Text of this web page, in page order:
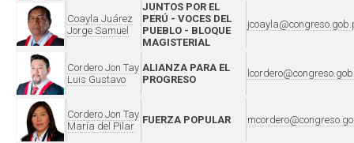
Coayla Juárez
Jorge Samuel
JUNTOS POR EL
PERÚ - VOCES DEL
PUEBLO - BLOQUE
MAGISTERIAL
Cordero Jon Tay
Luis Gustavo
ALIANZA PARA EL
PROGRESO
Cordero Jon Tay
María del Pilar
FUERZA POPULAR